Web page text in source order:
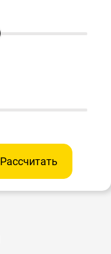
Рассчитать